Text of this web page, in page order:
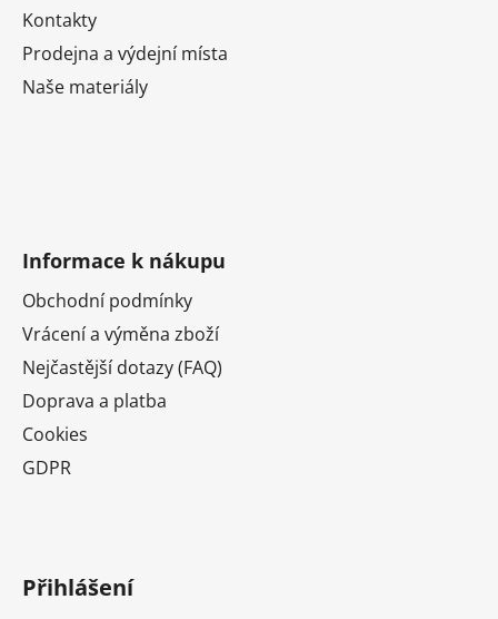
Kontakty
Prodejna a výdejní místa
Naše materiály
Informace k nákupu
Obchodní podmínky
Vrácení a výměna zboží
Nejčastější dotazy (FAQ)
Doprava a platba
Cookies
GDPR
Přihlášení